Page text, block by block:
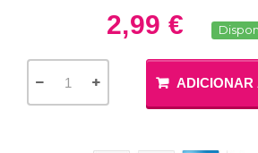
2,99 €
ADICIONAR